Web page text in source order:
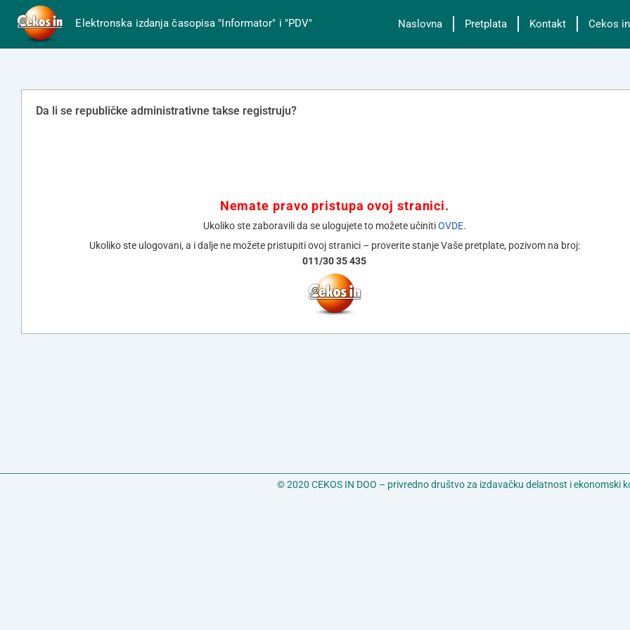
Elektronska izdanja časopisa "Informator" i "PDV" Naslovna Pretplata Kontakt Cekos in
Da li se republičke administrativne takse registruju?
Nemate pravo pristupa ovoj stranici.
Ukoliko ste zaboravili da se ulogujete to možete učinitiOVDE.
Ukoliko ste ulogovani, a i dalje ne možete pristupiti ovoj stranici – proverite stanje Vaše pretplate, pozivom na broj:
011/30 35 435
© 2020 CEKOS IN DOO – privredno društvo za izdavačku delatnost i ekonomski